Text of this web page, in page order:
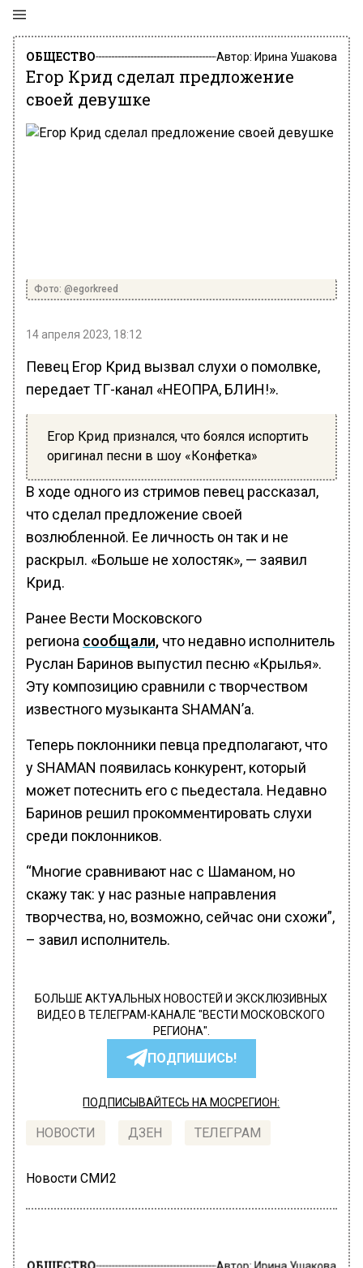
ОБЩЕСТВО Автор: Ирина Ушакова
Егор Крид сделал предложение
своей девушке
Фото: @egorkreed
14 апреля 2023, 18:12
Певец Егор Крид вызвал слухи о помолвке,
передает TГ-канал «НЕОПРА, БЛИН!».
Егор Крид признался, что боялся испортить
оригинал песни в шоу «Конфетка»
В ходе одного из стримов певец рассказал,
что сделал предложение своей
возлюбленной. Ее личность он так и не
раскрыл. «Больше не холостяк», — заявил
Крид.
Ранее Вести Московского
региона сообщали, что недавно исполнитель
Руслан Баринов выпустил песню «Крылья».
Эту композицию сравнили с творчеством
известного музыканта SHAMAN’a.
Теперь поклонники певца предполагают, что
у SHAMAN появилась конкурент, который
может потеснить его с пьедестала. Недавно
Баринов решил прокомментировать слухи
среди поклонников.
“Многие сравнивают нас с Шаманом, но
скажу так: у нас разные направления
творчества, но, возможно, сейчас они схожи”,
– завил исполнитель.
БОЛЬШЕ АКТУАЛЬНЫХ НОВОСТЕЙ И ЭКСКЛЮЗИВНЫХ
ВИДЕО В ТЕЛЕГРАМ-КАНАЛЕ "ВЕСТИ МОСКОВСКОГО
РЕГИОНА".
ПОДПИШИСЬ!
ПОДПИСЫВАЙТЕСЬ НА МОСРЕГИОН:
НОВОСТИ ДЗЕН ТЕЛЕГРАМ
Новости СМИ2
ОБЩЕСТВО Автор: Ирина Ушакова